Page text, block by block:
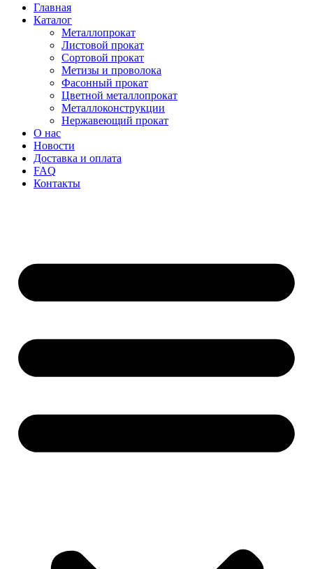
Главная
Каталог
Металлопрокат
Листовой прокат
Сортовой прокат
Метизы и проволока
Фасонный прокат
Цветной металлопрокат
Металлоконструкции
Нержавеющий прокат
О нас
Новости
Доставка и оплата
FAQ
Контакты